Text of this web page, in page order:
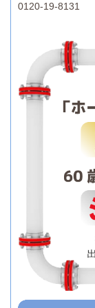
0120-19-8131